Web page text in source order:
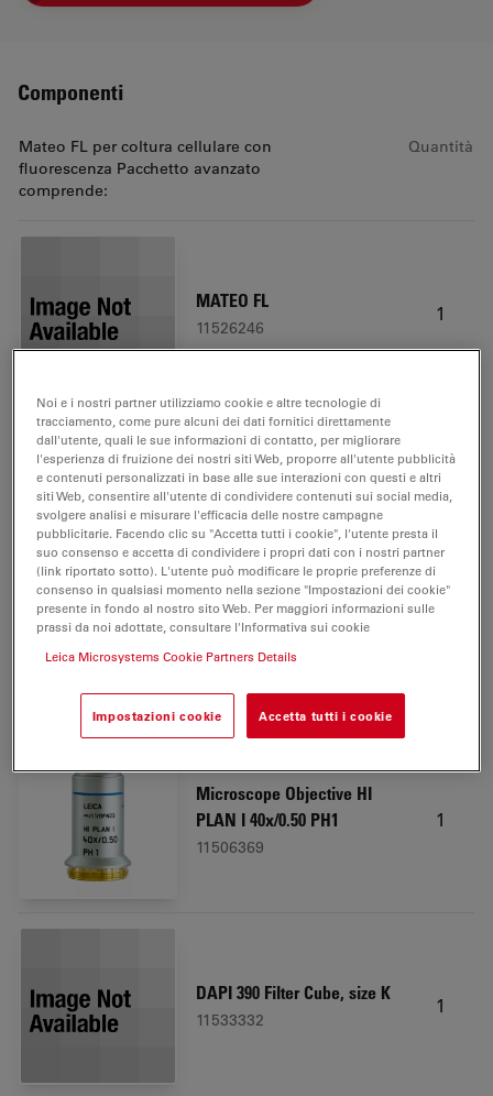
Componenti
Mateo FL per coltura cellulare con
fluorescenza Pacchetto avanzato
comprende:
Quantità
MATEO FL
11526246
1
Microscope Objective N
PLAN 5x/0.12 PH0
11506303
1
Microscope Objective N
PLAN 10x/0.25 PH1
11506406
Microscope Objective HI
11506272
Microscope Objective HI
PLAN I 40x/0.50 PH1
11506369
1
DAPI 390 Filter Cube, size K
11533332
1
Noi e i nostri partner utilizziamo cookie e altre tecnologie di
tracciamento, come pure alcuni dei dati fornitici direttamente
dall'utente, quali le sue informazioni di contatto, per migliorare
l'esperienza di fruizione dei nostri siti Web, proporre all'utente pubblicità
e contenuti personalizzati in base alle sue interazioni con questi e altri
siti Web, consentire all'utente di condividere contenuti sui social media,
svolgere analisi e misurare l'efficacia delle nostre campagne
pubblicitarie. Facendo clic su "Accetta tutti i cookie", l'utente presta il
suo consenso e accetta di condividere i propri dati con i nostri partner
(link riportato sotto). L'utente può modificare le proprie preferenze di
consenso in qualsiasi momento nella sezione "Impostazioni dei cookie"
presente in fondo al nostro sito Web. Per maggiori informazioni sulle
prassi da noi adottate, consultare l'Informativa sui cookie
Leica Microsystems Cookie Partners Details
Impostazioni cookie Accetta tutti i cookie